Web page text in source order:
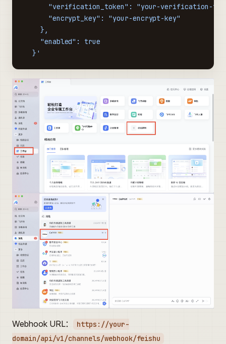
"verification_token": "your-verification-
      "encrypt_key": "your-encrypt-key"
    },
    "enabled": true
  }'
Webhook URL：
https://your-
domain/api/v1/channels/webhook/feishu